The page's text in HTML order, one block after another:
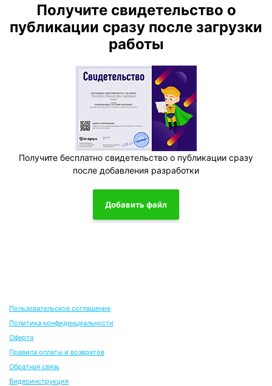
Получите свидетельство о
публикации сразу после загрузки
работы
Получите бесплатно свидетельство о публикации сразу
после добавления разработки
Добавить файл
Пользовательское соглашение
Политика конфиденциальности
Оферта
Правила оплаты и возвратов
Обратная связь
Видеоинструкция